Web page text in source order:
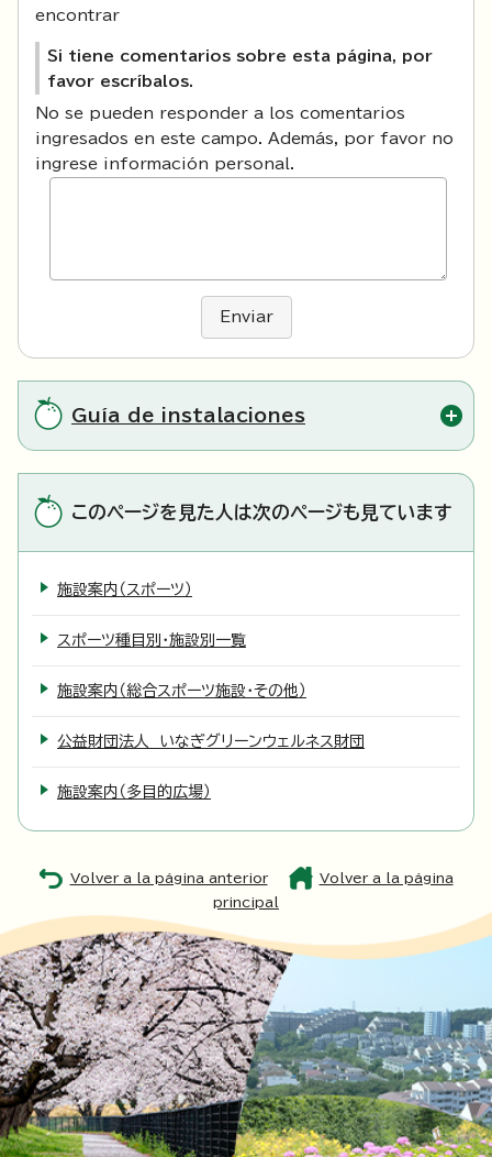
encontrar
Si tiene comentarios sobre esta página, por
favor escríbalos.
No se pueden responder a los comentarios
ingresados en este campo. Además, por favor no
ingrese información personal.
Enviar
Guía de instalaciones
このページを見た人は次のページも見ています
施設案内（スポーツ）
スポーツ種目別・施設別一覧
施設案内（総合スポーツ施設・その他）
公益財団法人 いなぎグリーンウェルネス財団
施設案内（多目的広場）
Volver a la página anterior
Volver a la página
principal